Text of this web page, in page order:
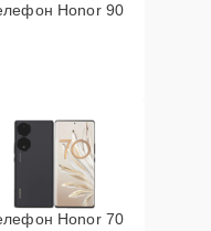
Honor 90
Honor 70